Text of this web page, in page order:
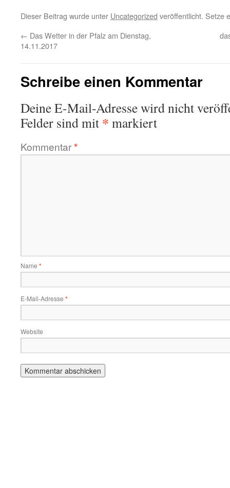
Dieser Beitrag wurde unter Uncategorized veröffentlicht. Setze
← Das Wetter in der Pfalz am Dienstag,
14.11.2017
Schreibe einen Kommentar
Deine E-Mail-Adresse wird nicht
Felder sind mit * markiert
Kommentar*
Name *
E-Mail-Adresse *
Website